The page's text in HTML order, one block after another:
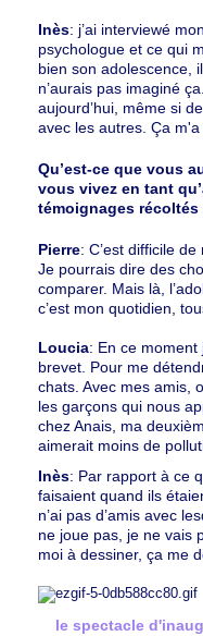
Inès: j’ai interviewé
psychologue et ce qui
bien son adolescence,
n’aurais pas imaginé
aujourd’hui, même si
avec les autres. Ça
Qu’est-ce que vous
vous vivez en tant
témoignages
Pierre: C’est difficile
Je pourrais dire des
comparer. Mais là,
c’est mon quotidien,
Loucia: En ce moment
brevet. Pour me
chats. Avec mes amis,
les garçons qui nous
chez Anais, ma
aimerait moins de
Inès: Par rapport à ce
faisaient quand ils
n’ai pas d’amis avec
ne joue pas, je ne vais
moi à dessiner, ça me
le spectacle